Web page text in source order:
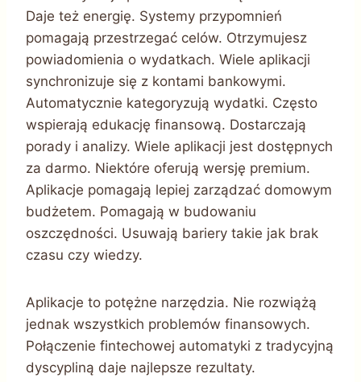
Daje też energię. Systemy przypomnień
pomagają przestrzegać celów. Otrzymujesz
powiadomienia o wydatkach. Wiele aplikacji
synchronizuje się z kontami bankowymi.
Automatycznie kategoryzują wydatki. Często
wspierają edukację finansową. Dostarczają
porady i analizy. Wiele aplikacji jest dostępnych
za darmo. Niektóre oferują wersję premium.
Aplikacje pomagają lepiej zarządzać domowym
budżetem. Pomagają w budowaniu
oszczędności. Usuwają bariery takie jak brak
czasu czy wiedzy.
Aplikacje to potężne narzędzia. Nie rozwiążą
jednak wszystkich problemów finansowych.
Połączenie fintechowej automatyki z tradycyjną
dyscypliną daje najlepsze rezultaty.